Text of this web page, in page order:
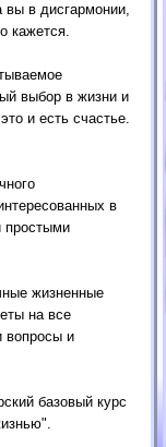
вы в дисгармонии,
кажется.
выбор в жизни и
и есть счастье.
в
жизненные
на все
вопросы и
базовый курс